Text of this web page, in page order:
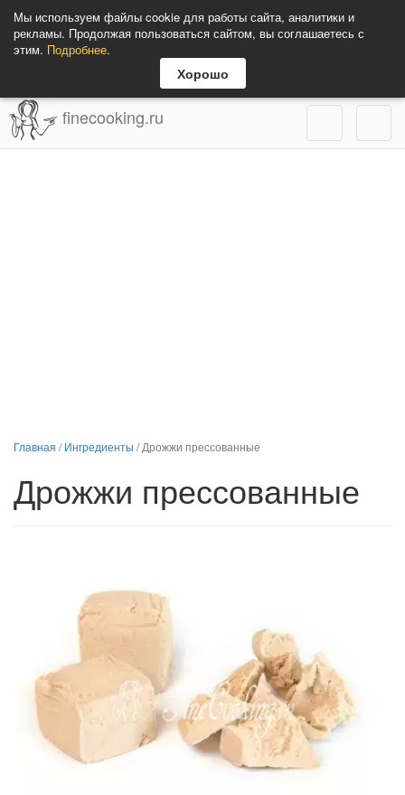
Мы используем файлы cookie для работы сайта, аналитики и
рекламы. Продолжая пользоваться сайтом, вы соглашаетесь с
этим. Подробнее.
Хорошо
finecooking.ru
Главная /Ингредиенты /Дрожжи прессованные
Дрожжи прессованные